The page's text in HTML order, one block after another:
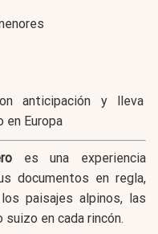
anticipación y lleva
en Europa
es una experiencia
documentos en regla,
paisajes alpinos, las
en cada rincón.